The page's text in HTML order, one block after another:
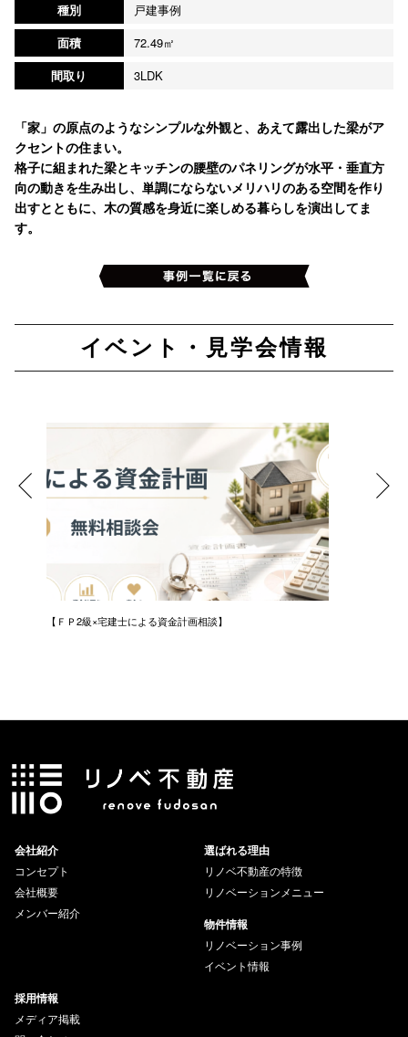
種別
戸建事例
面積
72.49㎡
間取り
3LDK
「家」の原点のようなシンプルな外観と、あえて露出した梁がア
クセントの住まい。
格子に組まれた梁とキッチンの腰壁のパネリングが水平・垂直方
向の動きを生み出し、単調にならないメリハリのある空間を作り
出すとともに、木の質感を身近に楽しめる暮らしを演出してま
す。
イベント・見学会情報
【ＦＰ2級×宅建士による資金計画相談】
会社紹介
コンセプト
会社概要
メンバー紹介
選ばれる理由
リノベ不動産の特徴
リノベーションメニュー
物件情報
リノベーション事例
イベント情報
採用情報
メディア掲載